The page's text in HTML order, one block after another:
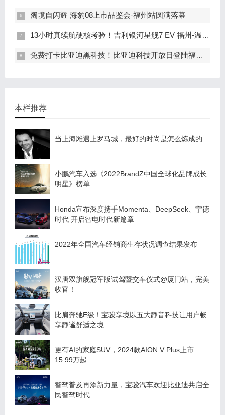
阔境自闪耀 海豹08上市品鉴会·福州站圆满落幕
13小时真续航硬核考验！吉利银河星舰7 EV 福州-温州长测达成率92.73%
免费打卡比亚迪黑科技！比亚迪科技开放日登陆福州车展
本栏推荐
当上海滩遇上罗马城，最好的时尚是怎么炼成的
小鹏汽车入选《2022BrandZ中国全球化品牌成长
明星》榜单
Honda宣布深度携手Momenta、DeepSeek、宁德
时代 开启智电时代新篇章
2022年全国汽车经销商生存状况调查结果发布
汉唐双旗舰冠军版试驾暨交车仪式@厦门站，完美
收官！
比肩奔驰E级！宝骏享境以五大静音科技让用户畅
享静谧舒适之境
更有AI的家庭SUV，2024款AION V Plus上市
15.99万起
智驾普及再添新力量，宝骏汽车欢迎比亚迪共启全
民智驾时代